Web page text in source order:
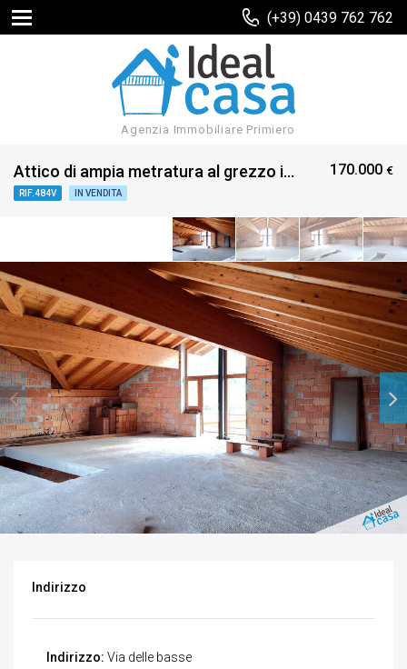
(+39) 0439 762 762
Agenzia Immobiliare Primiero
Attico di ampia metratura al grezzo in vendita
RIF.484V IN VENDITA
170.000 €
Indirizzo
Indirizzo: Via delle basse